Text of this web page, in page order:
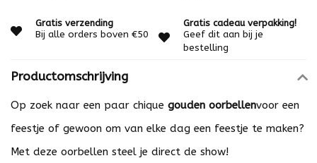
Gratis verzending
Bij alle orders boven €50
Gratis cadeau verpakking!
Geef dit aan bij je
bestelling
Productomschrijving
Op zoek naar een paar chique gouden oorbellenvoor een
feestje of gewoon om van elke dag een feestje te maken?
Met deze oorbellen steel je direct de show!